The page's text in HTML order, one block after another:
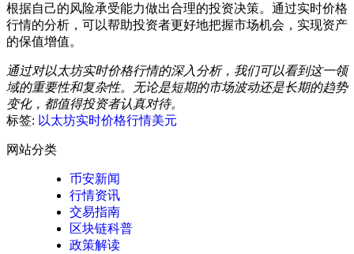
根据自己的风险承受能力做出合理的投资决策。通过实时价格
行情的分析，可以帮助投资者更好地把握市场机会，实现资产
的保值增值。
通过对以太坊实时价格行情的深入分析，我们可以看到这一领
域的重要性和复杂性。无论是短期的市场波动还是长期的趋势
变化，都值得投资者认真对待。
标签: 以太坊实时价格行情美元
网站分类
币安新闻
行情资讯
交易指南
区块链科普
政策解读